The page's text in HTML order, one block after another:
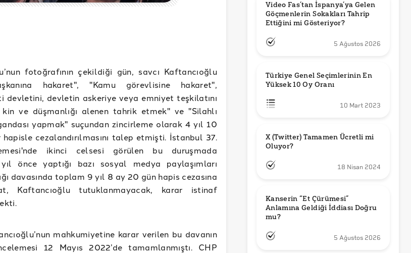
fotoğrafının çekildiği gün, savcı Kaftancıoğlu
hakaret", "Kamu görevlisine hakaret",
devletini, devletin askeriye veya emniyet teşkilatını
kin ve düşmanlığı alenen tahrik etmek" ve "Silahlı
yapmak" suçundan zincirleme olarak 4 yıl 10
cezalandırılmasını talep etmişti. İstanbul 37.
ikinci celsesi görülen bu duruşmada
önce yaptığı bazı sosyal medya paylaşımları
davasında toplam 9 yıl 8 ay 20 gün hapis cezasına
Kaftancıoğlu tutuklanmayacak, karar istinaf
mahkumiyetine karar verilen bu davanın
12 Mayıs 2022’de tamamlanmıştı. CHP
Video Fas’tan İspanya’ya Gelen
Göçmenlerin Sokakları Tahrip
Ettiğini mi Gösteriyor?
5 Ağustos 2026
Türkiye Genel Seçimlerinin En
Yüksek 10 Oy Oranı
10 Mart 2023
X (Twitter) Tamamen Ücretli mi
Oluyor?
18 Nisan 2024
Kanserin “Et Çürümesi”
Anlamına Geldiği İddiası Doğru
mu?
5 Ağustos 2026